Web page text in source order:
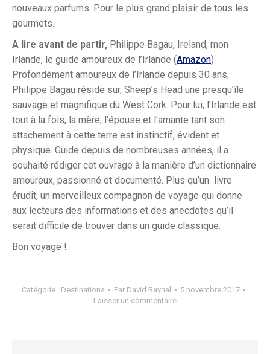
nouveaux parfums. Pour le plus grand plaisir de tous les
gourmets.
A lire avant de partir, Philippe Bagau, Ireland, mon
Irlande, le guide amoureux de l’Irlande (Amazon)
Profondément amoureux de l’Irlande depuis 30 ans,
Philippe Bagau réside sur, Sheep’s Head une presqu’île
sauvage et magnifique du West Cork. Pour lui, l’Irlande est
tout à la fois, la mère, l’épouse et l’amante tant son
attachement à cette terre est instinctif, évident et
physique. Guide depuis de nombreuses années, il a
souhaité rédiger cet ouvrage à la manière d’un dictionnaire
amoureux, passionné et documenté. Plus qu’un livre
érudit, un merveilleux compagnon de voyage qui donne
aux lecteurs des informations et des anecdotes qu’il
serait difficile de trouver dans un guide classique.
Bon voyage !
Catégorie : Destinations Par David Raynal
5 novembre 2017
Laisser un commentaire